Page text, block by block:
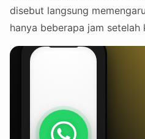
disebut langsung
hanya beberapa jam setelah